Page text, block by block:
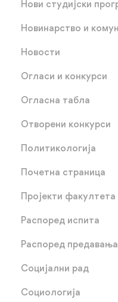
полагања пријемног
јул 03, 2026
Нови студијски
Новинарство и
Новости
Огласи и конкурси
Огласна табла
Отворени конкурси
Политикологија
Почетна страница
Пројекти факултета
Распоред испита
Распоред предавања
Социјални рад
Социологија